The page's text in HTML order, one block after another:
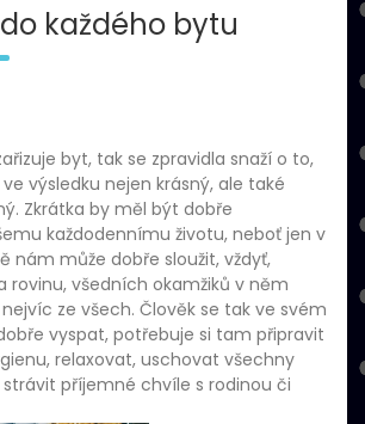
každého bytu
byt, tak se zpravidla snaží o to,
výsledku nejen krásný, ale také
Zkrátka by měl být dobře
každodennímu životu, neboť jen v
nám může dobře sloužit, vždyť,
rovinu, všedních okamžiků v něm
ze všech. Člověk se tak ve svém
vyspat, potřebuje si tam připravit
relaxovat, uschovat všechny
příjemné chvíle s rodinou či